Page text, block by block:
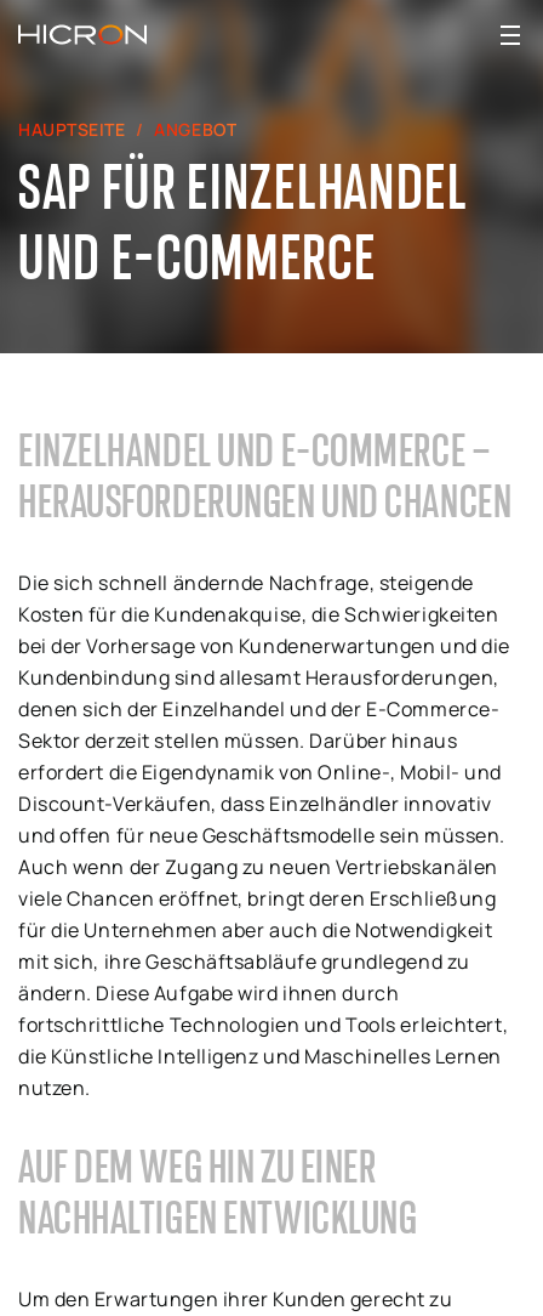
HAUPTSEITE ANGEBOT
SAP FÜR EINZELHANDEL
UND E-COMMERCE
EINZELHANDEL UND E-COMMERCE –
HERAUSFORDERUNGEN UND CHANCEN
Die sich schnell ändernde Nachfrage, steigende
Kosten für die Kundenakquise, die Schwierigkeiten
bei der Vorhersage von Kundenerwartungen und die
Kundenbindung sind allesamt Herausforderungen,
denen sich der Einzelhandel und der E-Commerce-
Sektor derzeit stellen müssen. Darüber hinaus
erfordert die Eigendynamik von Online-, Mobil- und
Discount-Verkäufen, dass Einzelhändler innovativ
und offen für neue Geschäftsmodelle sein müssen.
Auch wenn der Zugang zu neuen Vertriebskanälen
viele Chancen eröffnet, bringt deren Erschließung
für die Unternehmen aber auch die Notwendigkeit
mit sich, ihre Geschäftsabläufe grundlegend zu
ändern. Diese Aufgabe wird ihnen durch
fortschrittliche Technologien und Tools erleichtert,
die Künstliche Intelligenz und Maschinelles Lernen
nutzen.
AUF DEM WEG HIN ZU EINER
NACHHALTIGEN ENTWICKLUNG
Um den Erwartungen ihrer Kunden gerecht zu